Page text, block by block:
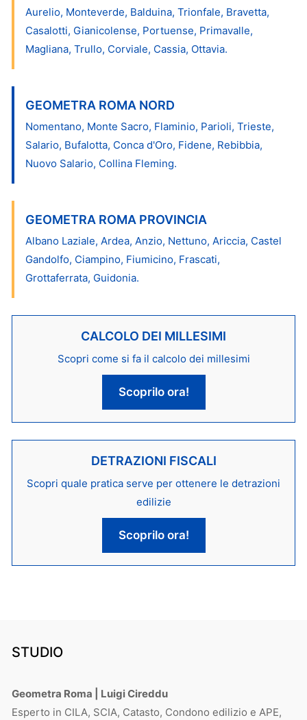
Aurelio, Monteverde, Balduina, Trionfale, Bravetta,
Casalotti, Gianicolense, Portuense, Primavalle,
Magliana, Trullo, Corviale, Cassia, Ottavia.
GEOMETRA ROMA NORD
Nomentano, Monte Sacro, Flaminio, Parioli, Trieste,
Salario, Bufalotta, Conca d'Oro, Fidene, Rebibbia,
Nuovo Salario, Collina Fleming.
GEOMETRA ROMA PROVINCIA
Albano Laziale, Ardea, Anzio, Nettuno, Ariccia, Castel
Gandolfo, Ciampino, Fiumicino, Frascati,
Grottaferrata, Guidonia.
CALCOLO DEI MILLESIMI
Scopri come si fa il calcolo dei millesimi
Scoprilo ora!
DETRAZIONI FISCALI
Scopri quale pratica serve per ottenere le detrazioni
edilizie
Scoprilo ora!
STUDIO
Geometra Roma | Luigi Cireddu
Esperto in CILA, SCIA, Catasto, Condono edilizio e APE,